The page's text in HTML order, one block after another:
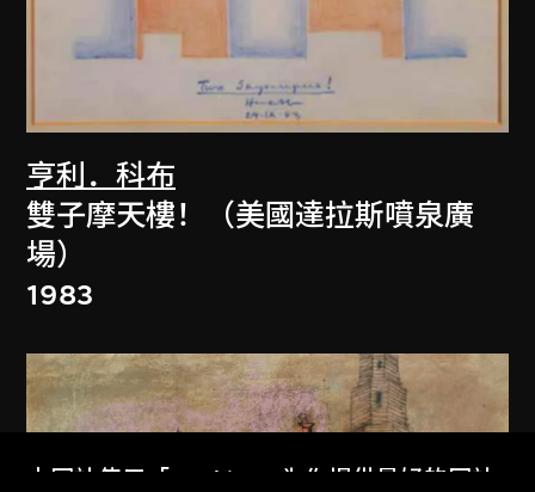
亨利．科布
雙子摩天樓！（美國達拉斯噴泉廣
場）
1983
本网站使用「Cookies」为你提供最好的网站